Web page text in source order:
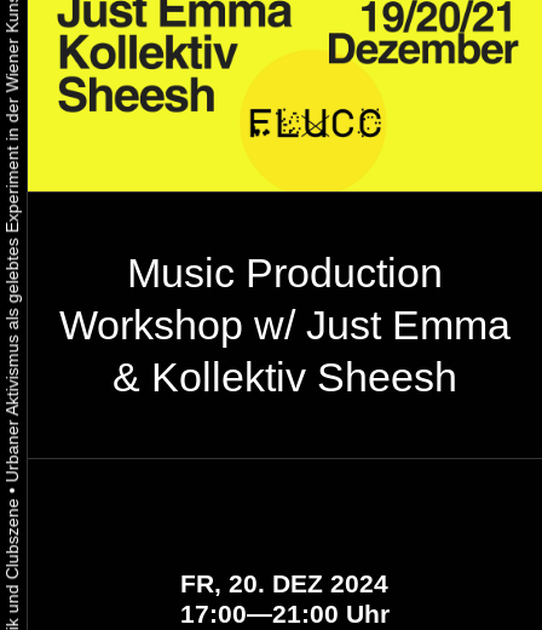
•
Urbaner Aktivismus als gelebtes Experiment in der Wiener Kunst-, Musik und Clubszene
Music Production
Workshop w/ Just Emma
& Kollektiv Sheesh
FR, 20. DEZ 2024
17:00—21:00 Uhr